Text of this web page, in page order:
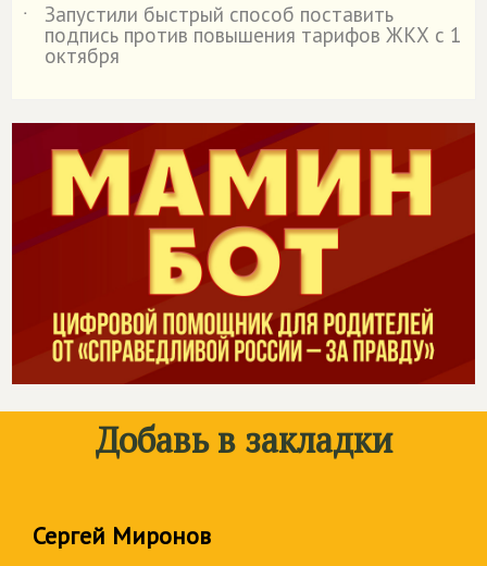
˙
Запустили быстрый способ поставить
подпись против повышения тарифов ЖКХ с 1
октября
Добавь в закладки
Сергей Миронов